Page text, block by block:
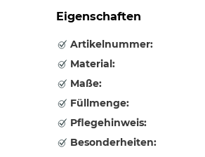
Eigenschaften
Artikelnummer:
Material:
Maße:
Füllmenge:
Pflegehinweis:
Besonderheiten: